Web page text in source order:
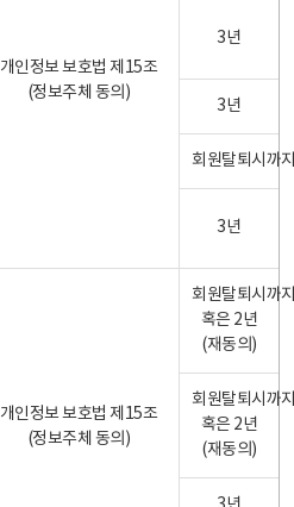
개인정보 보호법 제15조
(정보주체 동의)
3년
3년
회원탈퇴시까
3년
개인정보 보호법 제15조
(정보주체 동의)
회원탈퇴시까
혹은 2년
(재동의)
회원탈퇴시까
혹은 2년
(재동의)